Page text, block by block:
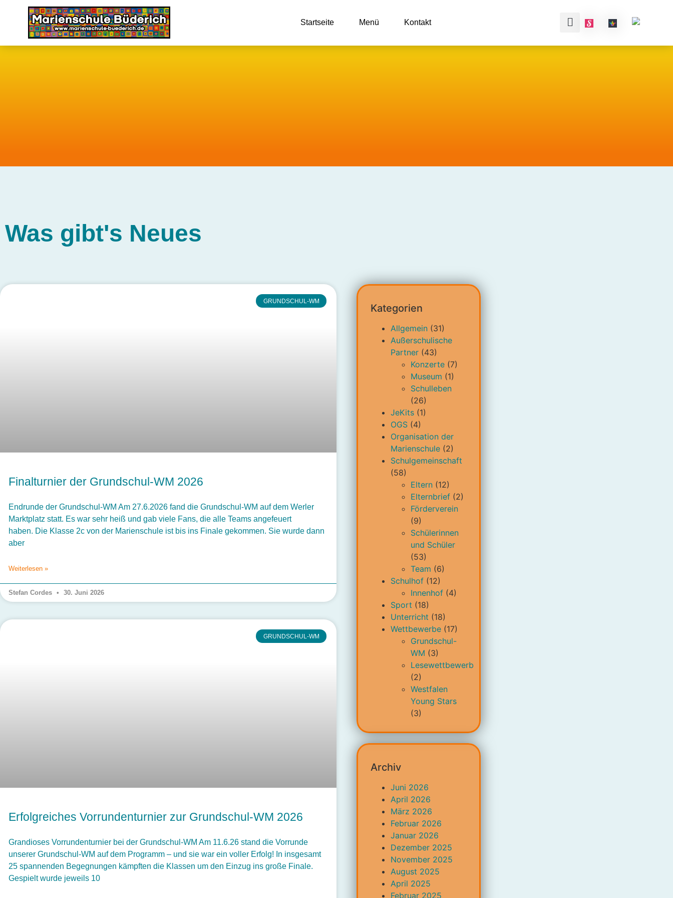
Startseite Menü Kontakt
Was gibt's Neues
GRUNDSCHUL-WM
Finalturnier der Grundschul-WM 2026
Endrunde der Grundschul-WM Am 27.6.2026 fand die Grundschul-WM auf dem Werler
Marktplatz statt. Es war sehr heiß und gab viele Fans, die alle Teams angefeuert
haben. Die Klasse 2c von der Marienschule ist bis ins Finale gekommen. Sie wurde dann
aber
Weiterlesen »
Stefan Cordes 30. Juni 2026
GRUNDSCHUL-WM
Erfolgreiches Vorrundenturnier zur Grundschul-WM 2026
Grandioses Vorrundenturnier bei der Grundschul-WM Am 11.6.26 stand die Vorrunde
unserer Grundschul-WM auf dem Programm – und sie war ein voller Erfolg! In insgesamt
25 spannenden Begegnungen kämpften die Klassen um den Einzug ins große Finale.
Gespielt wurde jeweils 10
Kategorien
Allgemein(31)
Außerschulische
Partner(43)
Konzerte(7)
Museum (1)
Schulleben
(26)
JeKits(1)
OGS(4)
Organisation der
Marienschule(2)
Schulgemeinschaft
(58)
Eltern(12)
Elternbrief(2)
Förderverein
(9)
Schülerinnen
und Schüler
(53)
Team (6)
Schulhof(12)
Innenhof(4)
Sport (18)
Unterricht (18)
Wettbewerbe(17)
Grundschul-
WM (3)
Lesewettbewerb
(2)
Westfalen
Young Stars
(3)
Archiv
Juni 2026
April 2026
März 2026
Februar 2026
Januar 2026
Dezember 2025
November 2025
August 2025
April 2025
Februar 2025